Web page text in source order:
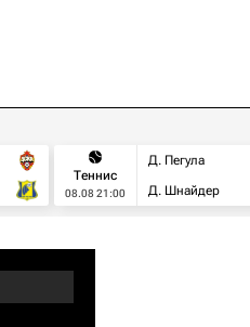
Теннис
08.08 21:00
Д. Пегула
Д. Шнайдер